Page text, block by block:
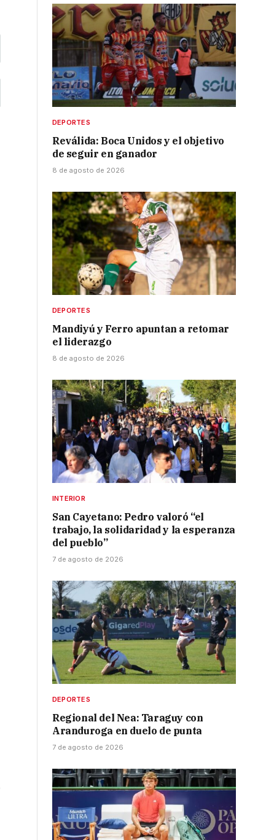
DEPORTES
Reválida: Boca Unidos y el objetivo
de seguir en ganador
8 de agosto de 2026
DEPORTES
Mandiyú y Ferro apuntan a retomar
el liderazgo
8 de agosto de 2026
INTERIOR
San Cayetano: Pedro valoró “el
trabajo, la solidaridad y la esperanza
del pueblo”
7 de agosto de 2026
DEPORTES
Regional del Nea: Taraguy con
Aranduroga en duelo de punta
7 de agosto de 2026